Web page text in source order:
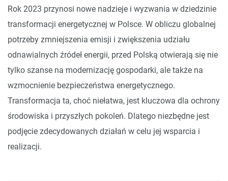
Rok 2023 przynosi nowe nadzieje i wyzwania w dziedzinie
transformacji energetycznej w Polsce. W obliczu globalnej
potrzeby zmniejszenia emisji i zwiększenia udziału
odnawialnych źródeł energii, przed Polską otwierają się nie
tylko szanse na modernizację gospodarki, ale także na
wzmocnienie bezpieczeństwa energetycznego.
Transformacja ta, choć niełatwa, jest kluczowa dla ochrony
środowiska i przyszłych pokoleń. Dlatego niezbędne jest
podjęcie zdecydowanych działań w celu jej wsparcia i
realizacji.